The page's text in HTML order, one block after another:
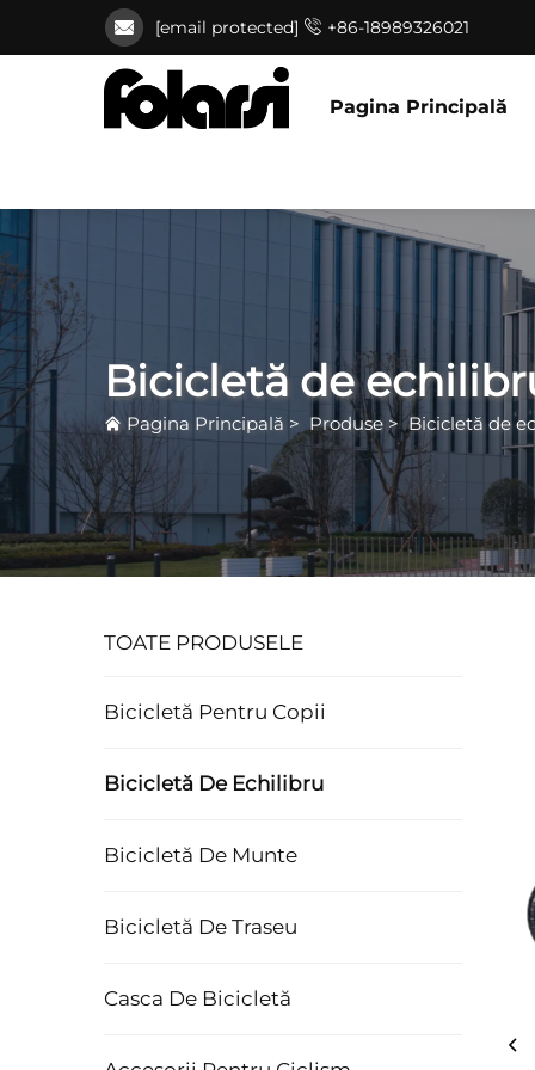
[email protected] +86-18989326021
Pagina Principală
Bicicletă de
Pagina Principală > Produse >Bicicletă de
TOATE PRODUSELE
Bicicletă Pentru Copii
Bicicletă De Echilibru
Bicicletă De Munte
Bicicletă De Traseu
Casca De Bicicletă